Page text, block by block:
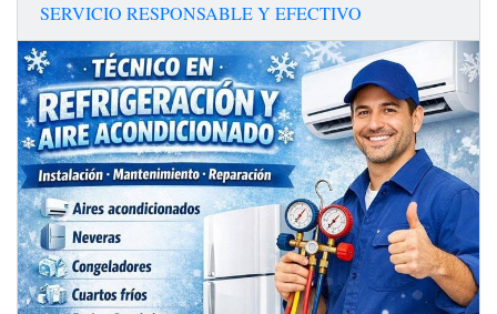
SERVICIO RESPONSABLE Y EFECTIVO